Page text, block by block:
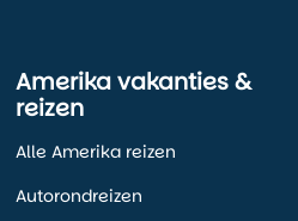
Amerika vakanties &
reizen
Alle Amerika reizen
Autorondreizen